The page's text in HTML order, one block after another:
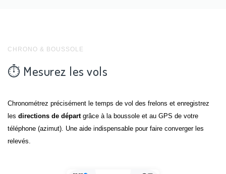
CHRONO & BOUSSOLE
⏱️ Mesurez les vols
Chronométrez précisément le temps de vol des frelons et enregistrez
les directions de départgrâce à la boussole et au GPS de votre
téléphone (azimut). Une aide indispensable pour faire converger les
relevés.